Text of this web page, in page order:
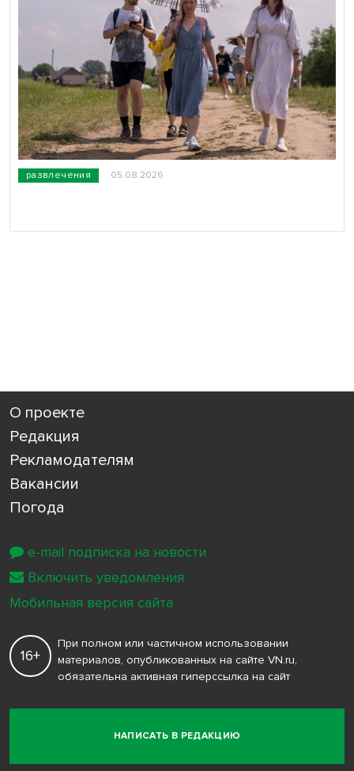
развлечения 05.08.2026
О проекте
Редакция
Рекламодателям
Вакансии
Погода
НАПИСАТЬ В РЕДАКЦИЮ
16+
При полном или частичном использовании
материалов, опубликованных на сайте VN.ru,
обязательна активная гиперссылка на сайт
e-mail подписка на новости
Включить уведомления
Мобильная версия сайта